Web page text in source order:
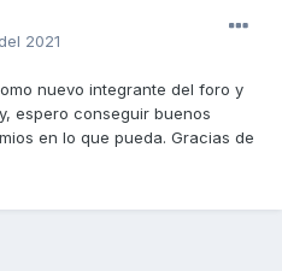
2021
nuevo integrante del foro y
espero conseguir buenos
en lo que pueda. Gracias de